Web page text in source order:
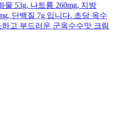
물 53g, 나트륨 260mg, 지방
단백질 7g 입니다. 초당 옥수
고 부드러운 군옥수수맛 크림